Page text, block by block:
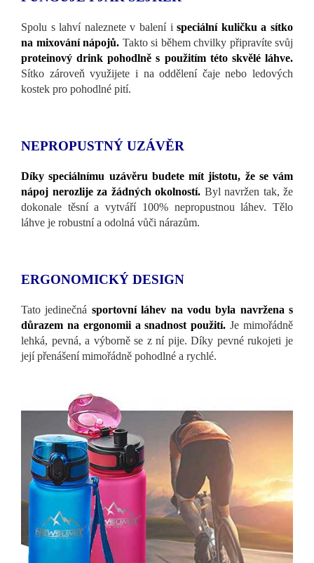
Spolu s lahví naleznete v balení ispeciální kuličku a sítko
na mixování nápojů. Takto si během chvilky připravíte svůj
proteinový drink pohodlně s použitím této skvělé láhve.
Sítko zároveň využijete i na oddělení čaje nebo ledových
kostek pro pohodlné pití.
NEPROPUSTNÝ UZÁVĚR
Díky speciálnímu uzávěru budete mít jistotu, že se vám
nápoj nerozlije za žádných okolností. Byl navržen tak, že
dokonale těsní a vytváří 100% nepropustnou láhev. Tělo
láhve je robustní a odolná vůči nárazům.
ERGONOMICKÝ DESIGN
Tato jedinečná sportovní láhev na vodu byla navržena s
důrazem na ergonomii a snadnost použití. Je mimořádně
lehká, pevná, a výborně se z ní pije. Díky pevné rukojeti je
její přenášení mimořádně pohodlné a rychlé.